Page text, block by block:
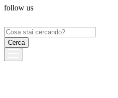
follow us
Ricerca
per: